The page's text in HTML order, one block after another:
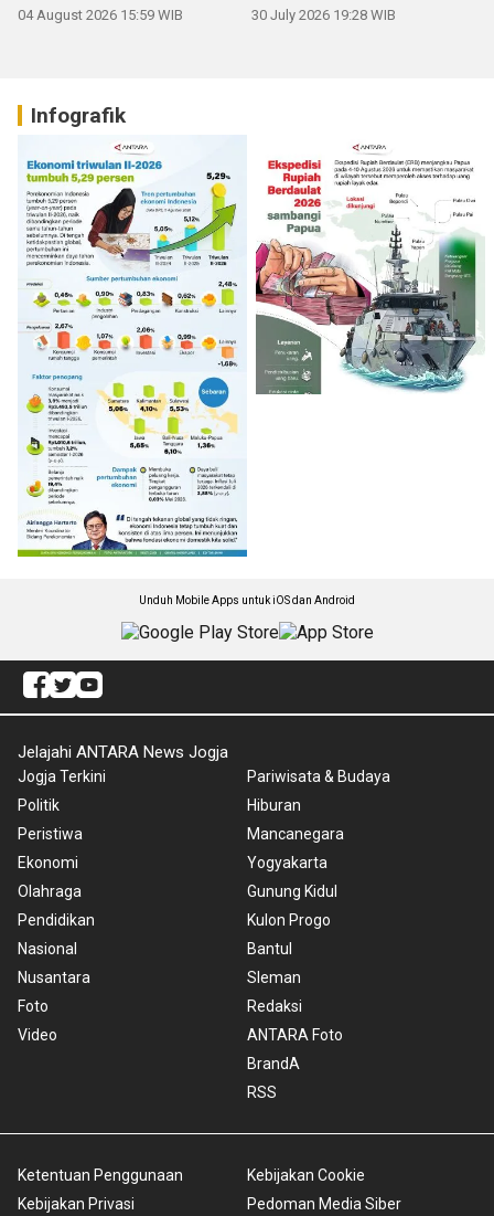
04 August 2026 15:59 WIB 30 July 2026 19:28 WIB
Infografik
Unduh Mobile Apps untuk iOS dan Android
Jelajahi ANTARA News Jogja
Jogja Terkini
Politik
Peristiwa
Ekonomi
Olahraga
Pendidikan
Nasional
Nusantara
Foto
Video
Pariwisata & Budaya
Hiburan
Mancanegara
Yogyakarta
Gunung Kidul
Kulon Progo
Bantul
Sleman
Redaksi
ANTARA Foto
BrandA
RSS
Ketentuan Penggunaan
Kebijakan Privasi
Kebijakan Cookie
Pedoman Media Siber